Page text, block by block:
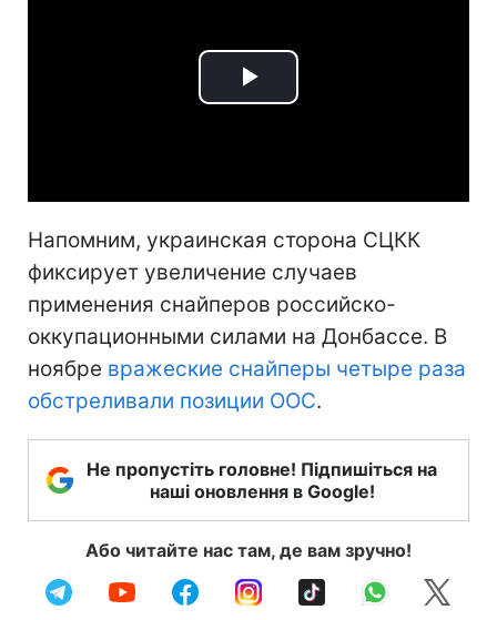
Play
Напомним, украинская сторона СЦКК
фиксирует увеличение случаев
применения снайперов российско-
оккупационными силами на Донбассе. В
ноябре вражеские снайперы четыре раза
обстреливали позиции ООС.
Не пропустіть головне! Підпишіться на
наші оновлення в Google!
Або читайте нас там, де вам зручно!